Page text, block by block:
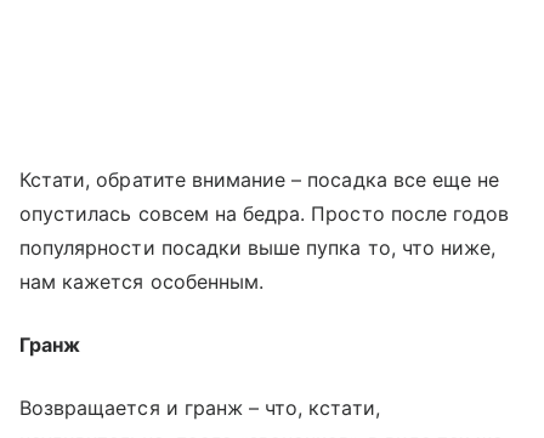
Кстати, обратите внимание – посадка все еще не
опустилась совсем на бедра. Просто после годов
популярности посадки выше пупка то, что ниже,
нам кажется особенным.
Гранж
Возвращается и гранж – что, кстати,